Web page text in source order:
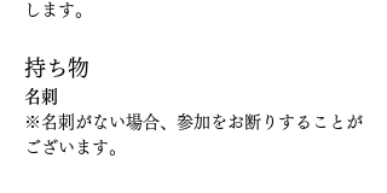
します。
持ち物
名刺
※名刺がない場合、参加をお断りすることが
ございます。